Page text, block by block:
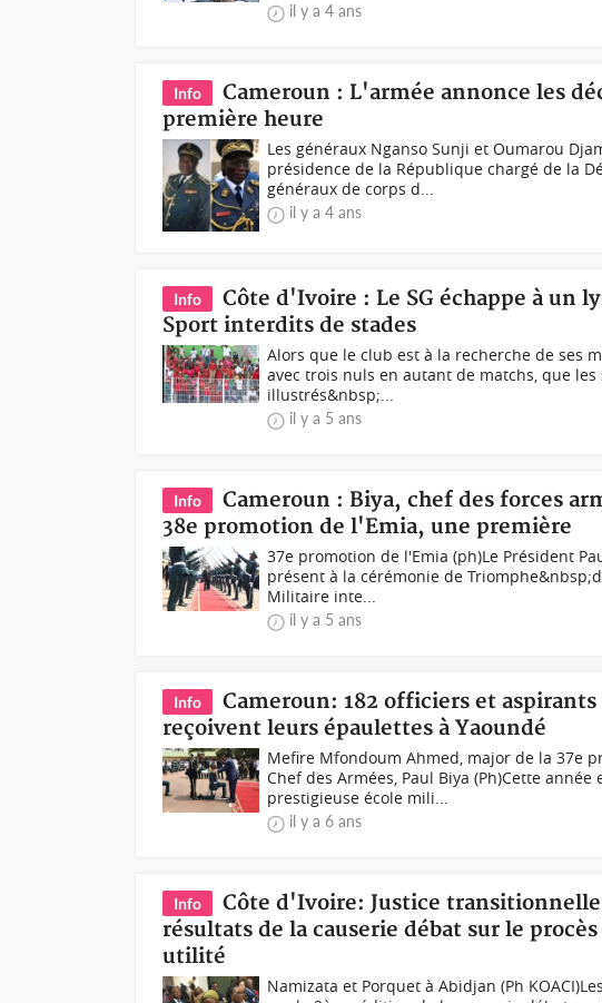
il y a 4 ans
Info
Cameroun : L'armée annonce les
première heure
Les généraux Nganso Sunji et Oumarou
présidence de la République chargé de la
généraux de corps d...
il y a 4 ans
Info
Côte d'Ivoire : Le SG échappe à un
Sport interdits de stades
Alors que le club est à la recherche de ses
avec trois nuls en autant de matchs, que
illustrés&nbsp;...
il y a 5 ans
Info
Cameroun : Biya, chef des forces
38e promotion de l'Emia, une première
37e promotion de l'Emia (ph)Le Président
présent à la cérémonie de
Militaire inte...
il y a 5 ans
Info
Cameroun: 182 officiers et
reçoivent leurs épaulettes à Yaoundé
Mefire Mfondoum Ahmed, major de la 37e
Chef des Armées, Paul Biya (Ph)Cette
prestigieuse école mili...
il y a 6 ans
Info
Côte d'Ivoire: Justice
résultats de la causerie débat sur le
utilité
Namizata et Porquet à Abidjan (Ph